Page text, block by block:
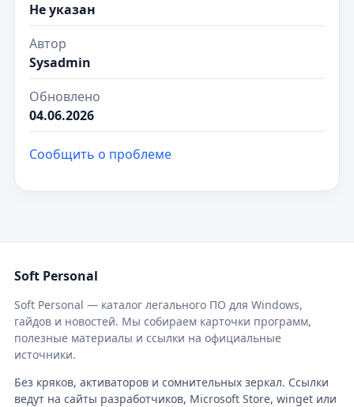
Не указан
Автор
Sysadmin
Обновлено
04.06.2026
Сообщить о проблеме
Soft Personal
Soft Personal — каталог легального ПО для Windows,
гайдов и новостей. Мы собираем карточки программ,
полезные материалы и ссылки на официальные
источники.
Без кряков, активаторов и сомнительных зеркал. Ссылки
ведут на сайты разработчиков, Microsoft Store, winget или